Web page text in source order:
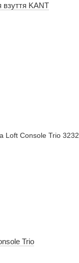
взуття KANT
Trio